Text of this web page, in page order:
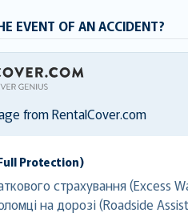
EVENT OF AN ACCIDENT?
from RentalCover.com
Protection)
страхування (Excess
на дорозі (Roadside